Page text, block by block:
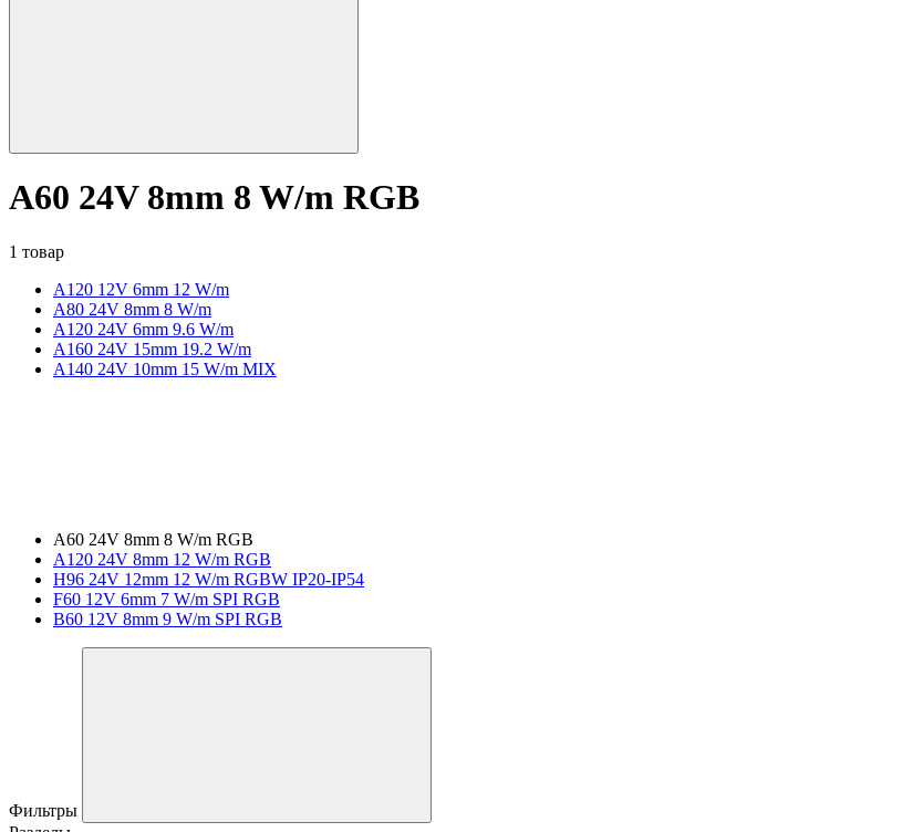
A60 24V 8mm 8 W/m RGB
1 товар
A120 12V 6mm 12 W/m
А80 24V 8mm 8 W/m
A120 24V 6mm 9.6 W/m
A160 24V 15mm 19.2 W/m
A140 24V 10mm 15 W/m MIX
A60 24V 8mm 8 W/m RGB
A120 24V 8mm 12 W/m RGB
H96 24V 12mm 12 W/m RGBW IP20-IP54
F60 12V 6mm 7 W/m SPI RGB
B60 12V 8mm 9 W/m SPI RGB
Фильтры